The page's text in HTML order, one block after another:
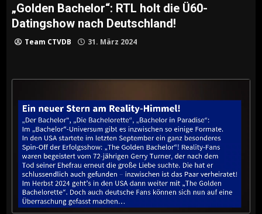
„Golden Bachelor“: RTL holt die Ü60-
Datingshow nach Deutschland!
Team CTVDB 31. März 2024